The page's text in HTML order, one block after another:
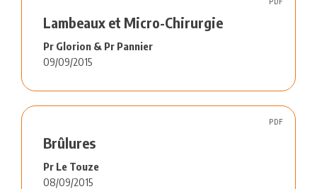
Lambeaux et Micro-Chirurgie
Pr Glorion & Pr Pannier
09/09/2015
Brûlures
Pr Le Touze
08/09/2015
PDF